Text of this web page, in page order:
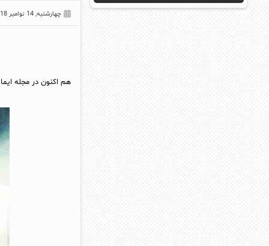
چهارشنبه, 14 نوامبر 2018
هم اکنون در مجله